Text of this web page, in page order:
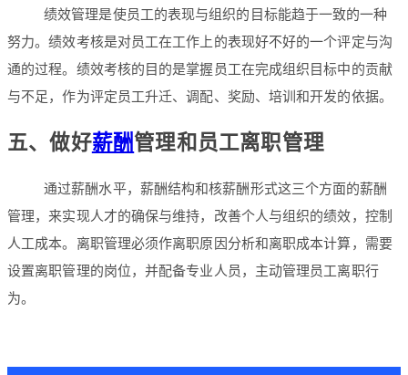
绩效管理是使员工的表现与组织的目标能趋于一致的一种
努力。绩效考核是对员工在工作上的表现好不好的一个评定与沟
通的过程。绩效考核的目的是掌握员工在完成组织目标中的贡献
与不足，作为评定员工升迁、调配、奖励、培训和开发的依据。
五、做好薪酬管理和员工离职管理
通过薪酬水平，薪酬结构和核薪酬形式这三个方面的薪酬
管理，来实现人才的确保与维持，改善个人与组织的绩效，控制
人工成本。离职管理必须作离职原因分析和离职成本计算，需要
设置离职管理的岗位，并配备专业人员，主动管理员工离职行
为。